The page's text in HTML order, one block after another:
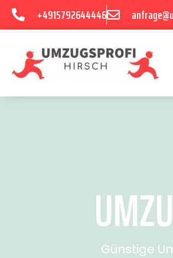
+4915792644446
Günstige